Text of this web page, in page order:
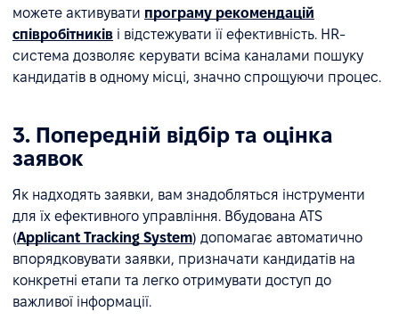
можете активувати програму рекомендацій
співробітників і відстежувати її ефективність. HR-
система дозволяє керувати всіма каналами пошуку
кандидатів в одному місці, значно спрощуючи процес.
3. Попередній відбір та оцінка
заявок
Як надходять заявки, вам знадобляться інструменти
для їх ефективного управління. Вбудована ATS
(Applicant Tracking System) допомагає автоматично
впорядковувати заявки, призначати кандидатів на
конкретні етапи та легко отримувати доступ до
важливої інформації.